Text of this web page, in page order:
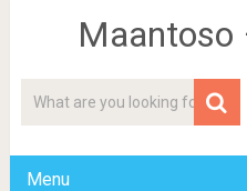
Maantoso
Menu